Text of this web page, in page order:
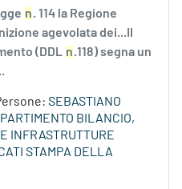
n. 114 la Regione
agevolata dei...Il
(DDL n.118) segna un
SEBASTIANO
BILANCIO,
INFRASTRUTTURE
STAMPA DELLA